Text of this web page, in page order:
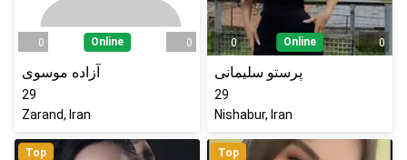
0 Online 0
آزاده موسوی
29
Zarand, Iran
0 Online 0
پرستو سلیمانی
29
Nishabur, Iran
Top Top